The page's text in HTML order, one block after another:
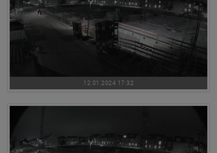
12.01.2024 17:32